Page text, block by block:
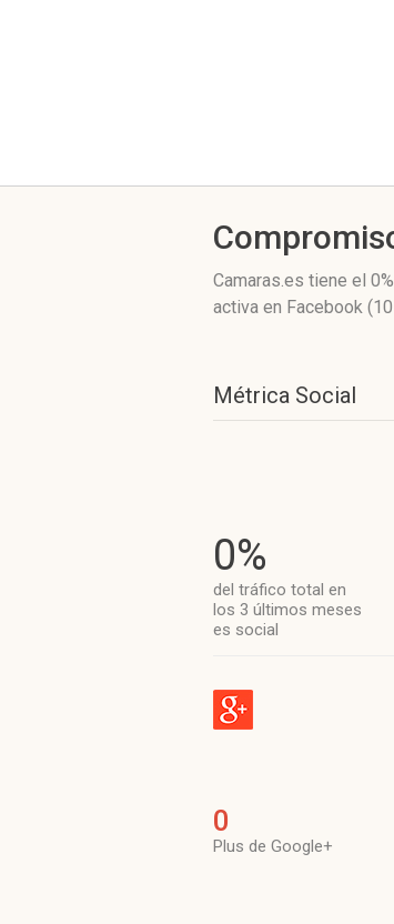
Camaras.es tiene el 0%
activa en Facebook
Métrica Social
0%
del tráfico total en
los 3 últimos meses
es social
0
Plus de Google+